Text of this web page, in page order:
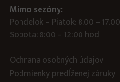
Mimo sezóny:
Pondelok – Piatok: 8.00 – 17.00
Sobota: 8:00 – 12:00 hod.
Ochrana osobných údajov
Podmienky predĺženej záruky